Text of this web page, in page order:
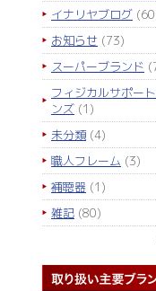
イナリヤブログ
お知らせ (73)
スーパーブランド
フィジカルサポー
ンズ (1)
未分類 (4)
職人フレーム (3)
補聴器 (1)
雑記 (80)